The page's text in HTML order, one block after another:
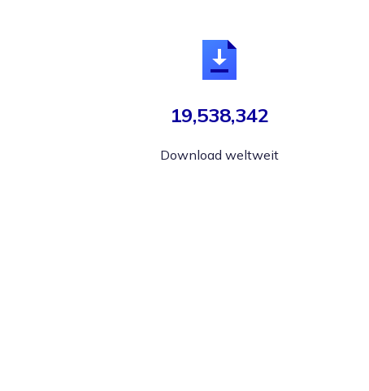
19,538,342
Download weltweit